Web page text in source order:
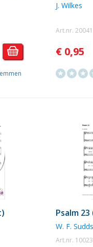
J. Wilkes
Art.nr.
€ 0,95
Psalm
W. F. Sudds
Art.nr.